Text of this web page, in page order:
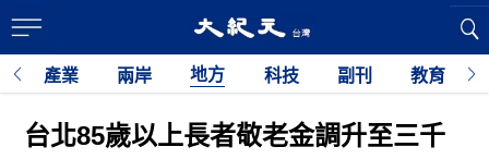
產業 兩岸 地方 科技 副刊 教育
台北85歲以上長者敬老金調升至三千